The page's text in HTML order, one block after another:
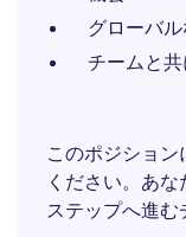
グローバ
チームと
このポジショ
ください。あ
ステップへ進む